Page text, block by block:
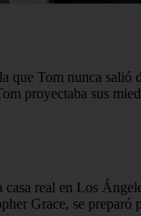
que Tom nunca salió
proyectaba sus
real en Los
Grace, se preparó